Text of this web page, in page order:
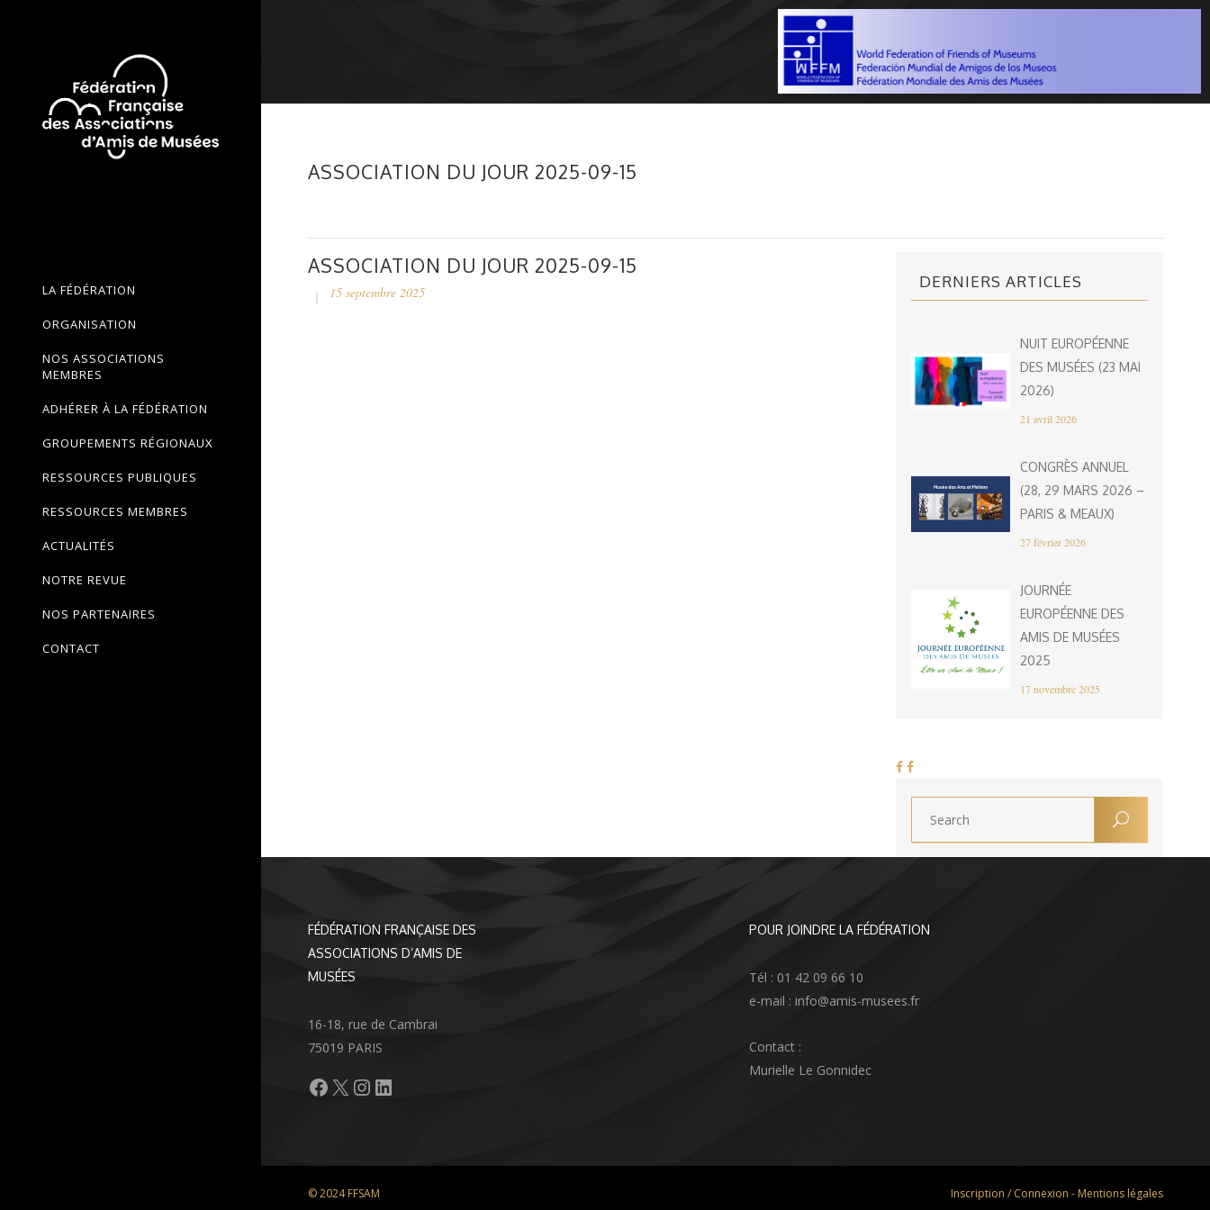
LA FÉDÉRATION
ORGANISATION
NOS ASSOCIATIONS
MEMBRES
ADHÉRER À LA FÉDÉRATION
GROUPEMENTS RÉGIONAUX
RESSOURCES PUBLIQUES
RESSOURCES MEMBRES
ACTUALITÉS
NOTRE REVUE
NOS PARTENAIRES
CONTACT
ASSOCIATION DU JOUR 2025-09-15
ASSOCIATION DU JOUR 2025-09-15
15 septembre 2025
DERNIERS ARTICLES
NUIT EUROPÉENNE
DES MUSÉES (23 MAI
2026)
21 avril 2026
CONGRÈS ANNUEL
(28, 29 MARS 2026 –
PARIS & MEAUX)
27 février 2026
JOURNÉE
EUROPÉENNE DES
AMIS DE MUSÉES
2025
17 novembre 2025
FÉDÉRATION FRANÇAISE DES
ASSOCIATIONS D’AMIS DE
MUSÉES
16-18, rue de Cambrai
75019 PARIS
Facebook
X Instagram
LinkedIn
POUR JOINDRE LA FÉDÉRATION
Tél : 01 42 09 66 10
e-mail : info@amis-musees.fr
Contact :
Murielle Le Gonnidec
© 2024 FFSAM Inscription / Connexion - Mentions légales